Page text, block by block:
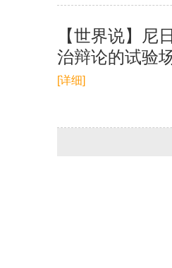
【世界说】尼
治辩论的试验
[详细]